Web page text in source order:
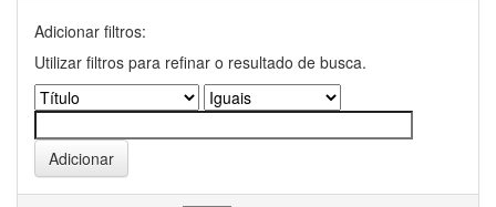
Adicionar filtros:
Utilizar filtros para refinar o resultado de busca.